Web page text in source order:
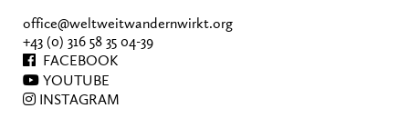
office@weltweitwandernwirkt.org
+43 (0) 316 58 35 04-39
FACEBOOK
YOUTUBE
INSTAGRAM